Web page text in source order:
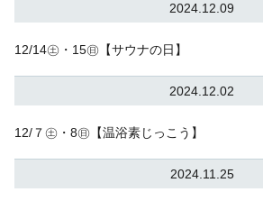
2024.12.09
12/14㊏・15㊐【サウナの日】
2024.12.02
12/７㊏・8㊐【温浴素じっこう】
2024.11.25